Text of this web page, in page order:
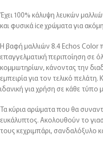
Έχει 100% κάλυψη λευκών
και φυσικά ice χρώματα για
Η βαφή μαλλιών 8.4 Echos Color
επαγγελματική περιποίηση σε
κομμωτηρίων, κάνοντας την
εμπειρία για τον τελικό
ιδανική για χρήση σε κάθε τύπο
Τα κύρια αρώματα που θα
ευκάλυπτος. Ακολουθούν το
τους κεχριμπάρι, σανδαλόξυλο